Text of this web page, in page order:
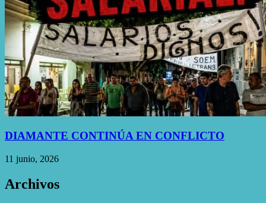
DIAMANTE CONTINÚA EN CONFLICTO
11 junio, 2026
Archivos